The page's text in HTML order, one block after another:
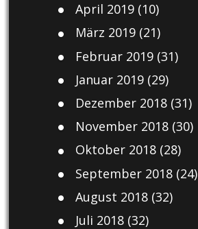
April 2019(10)
März 2019(21)
Februar 2019(31)
Januar 2019(29)
Dezember 2018(31)
November 2018(30)
Oktober 2018(28)
September 2018(24)
August 2018(32)
Juli 2018(32)